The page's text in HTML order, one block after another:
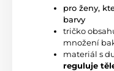
pro ženy,
barvy
tričko
množení
m
reguluje